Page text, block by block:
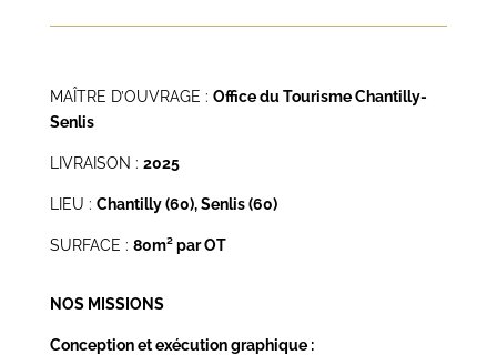
MAÎTRE D’OUVRAGE : Office du Tourisme Chantilly-
Senlis
LIVRAISON : 2025
LIEU : Chantilly (60), Senlis (60)
SURFACE : 80m² par OT
NOS MISSIONS
Conception et exécution graphique :